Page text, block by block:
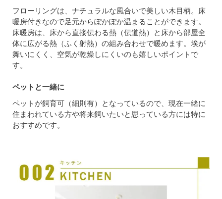
フローリングは、ナチュラルな風合いで美しい木目柄。床
暖房付きなので足元からぽかぽか温まることができます。
床暖房は、床から直接伝わる熱（伝道熱）と床から部屋全
体に広がる熱（ふく射熱）の組み合わせで暖めます。埃が
舞いにくく、空気が乾燥しにくいのも嬉しいポイントで
す。
ペットと一緒に
ペットが飼育可（細則有）となっているので、現在一緒に
住まわれている方や将来飼いたいと思っている方には特に
おすすめです。